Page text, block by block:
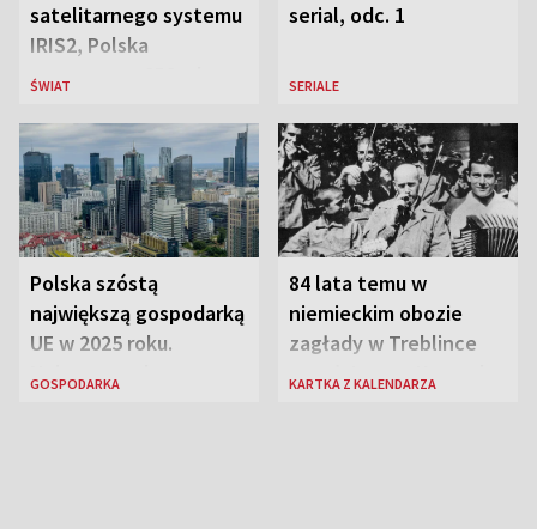
satelitarnego systemu
IRIS2, Polska
przeznaczy 656 mln
ŚWIAT
serial, odc. 1
SERIALE
Polska szóstą
największą gospodarką
UE w 2025 roku.
Najnowsze dane
GOSPODARKA
84 lata temu w
niemieckim obozie
zagłady w Treblince
zmarł Janusz Korczak
KARTKA Z KALENDARZA